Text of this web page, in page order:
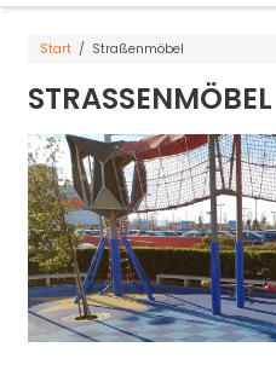
Start / Straßenmöbel
STRASSENMÖBEL